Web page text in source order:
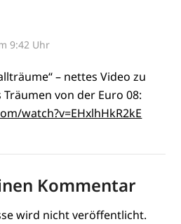
9:42 Uhr
– nettes Video zu
von der Euro 08:
watch?v=EHxlhHkR2kE
Kommentar
wird nicht veröffentlicht.